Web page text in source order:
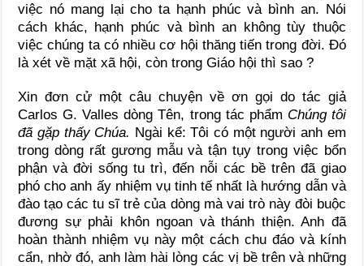
việc nó mang lại cho ta hạnh phúc và bình an. Nói
cách khác, hạnh phúc và bình an không tùy thuộc
việc chúng ta có nhiều cơ hội thăng tiến trong đời. Đó
là xét về mặt xã hội, còn trong Giáo hội thì sao ?
Xin đơn cử một câu chuyện về ơn gọi do tác giả
Carlos G. Valles dòng Tên, trong tác phẩm Chúng tôi
đã gặp thấy Chúa. Ngài kể: Tôi có một người anh em
trong dòng rất gương mẫu và tận tụy trong việc bổn
phận và đời sống tu trì, đến nỗi các bề trên đã giao
phó cho anh ấy nhiệm vụ tinh tế nhất là hướng dẫn và
đào tạo các tu sĩ trẻ của dòng mà vai trò này đòi buộc
đương sự phải khôn ngoan và thánh thiện. Anh đã
hoàn thành nhiệm vụ này một cách chu đáo và kính
cẩn, nhờ đó, anh làm hài lòng các vị bề trên và những